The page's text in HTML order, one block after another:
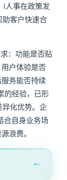
i人事在政策发
客户快速合
：功能是否贴
户体验是否
务能否持续
的经验，已形
异化优势。企
合自身业务场
浪费。